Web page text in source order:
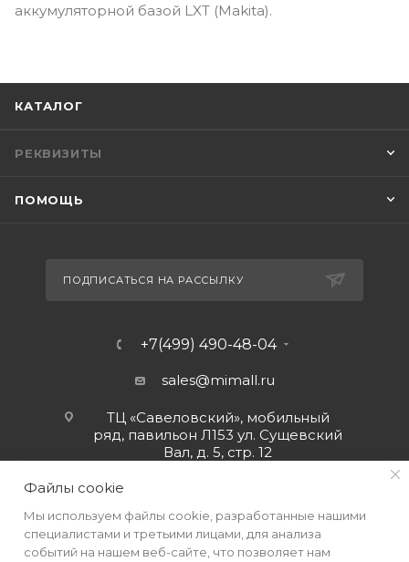
аккумуляторной базой LXT (Makita).
КАТАЛОГ
РЕКВИЗИТЫ
ПОМОЩЬ
ПОДПИСАТЬСЯ НА РАССЫЛКУ
+7(499) 490-48-04
sales@mimall.ru
ТЦ «Савеловский», мобильный
ряд, павильон Л153 ул. Сущевский
Вал, д. 5, стр. 12
Файлы cookie
Мы используем файлы cookie, разработанные нашими
специалистами и третьими лицами, для анализа
событий на нашем веб-сайте, что позволяет нам